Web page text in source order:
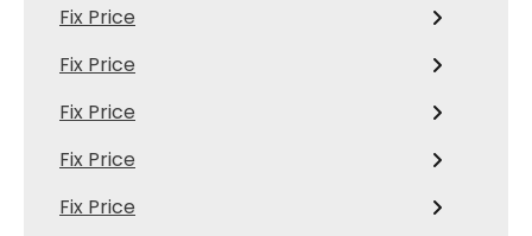
Fix Price
Fix Price
Fix Price
Fix Price
Fix Price